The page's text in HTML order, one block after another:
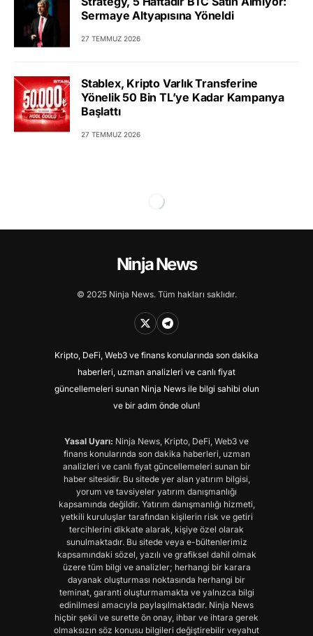
Sermaye Altyapısına Yöneldi
27 TEMMUZ 2026
Stablex, Kripto Varlık Transferine
Yönelik 50 Bin TL’ye Kadar Kampanya
Başlattı
27 TEMMUZ 2026
Ninja News
© 2025 Ninja News. Tüm hakları saklıdır.
Kripto, DeFi, Web3 ve finans konularında son dakika
haberleri, uzman analizleri ve canlı fiyat
güncellemeleri sunan Ninja News ile bilgi sahibi olun
ve bir adım önde olun!
Yasal Uyarı: Ninja News, Kripto, DeFi, Web3 ve
finans konularında son dakika haberleri, uzman
analizleri ve canlı fiyat güncellemeleri sunan bir
haber sitesidir. Bu sitede yer alan yatırım bilgisi,
yorum ve tavsiyeler yatırım danışmanlığı
kapsamında değildir. Yatırım danışmanlığı hizmeti,
yetkili kuruluşlar tarafından kişilerin risk ve getiri
tercihlerini dikkate alarak, kişiye özel olarak
sunulmaktadır. Bu sitede veya e-bültenlerimiz
kapsamındaki sözel, yazılı ve grafiksel dahil olmak
üzere tüm bilgi ve analizler; herhangi bir karara
dayanak oluşturması noktasında herhangi bir
teminat, garanti oluşturmamakta ve yalnızca bilgi
edinilmesi amacıyla paylaşılmaktadır. Ninja News
hiçbir şekil ve surette ön onay, ihbar ve ihtara gerek
olmaksızın söz konusu bilgileri değiştirebilir veyahut